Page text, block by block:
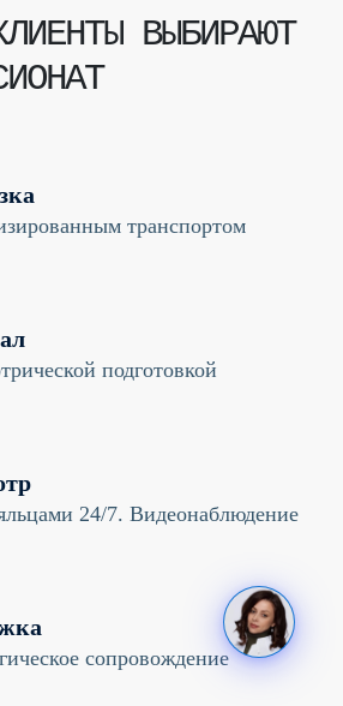
ВЫБИРАЮТ
транспортом
подготовкой
24/7. Видеонаблюдение
сопровождение